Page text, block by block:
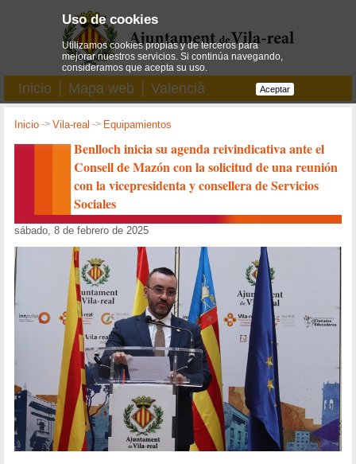
Inicio Mapa web Valencià
Inicio ->Vila-real -> Equipamientos
Benlloch inicia su agenda reivindicativa ante el
Consell de Mazón con la solicitud de una reunión
con la vicepresidenta y consellera de Servicios
Sociales
sábado, 8 de febrero de 2025
Uso de cookies
Utilizamos cookies propias y de terceros para
mejorar nuestros servicios. Si continúa navegando,
consideramos que acepta su uso.
Aceptar